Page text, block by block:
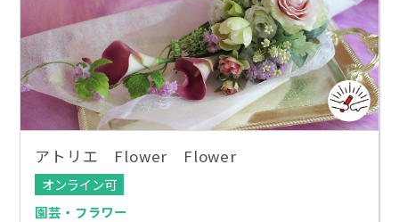
アトリエ Flower Flower
オンライン可
園芸・フラワー